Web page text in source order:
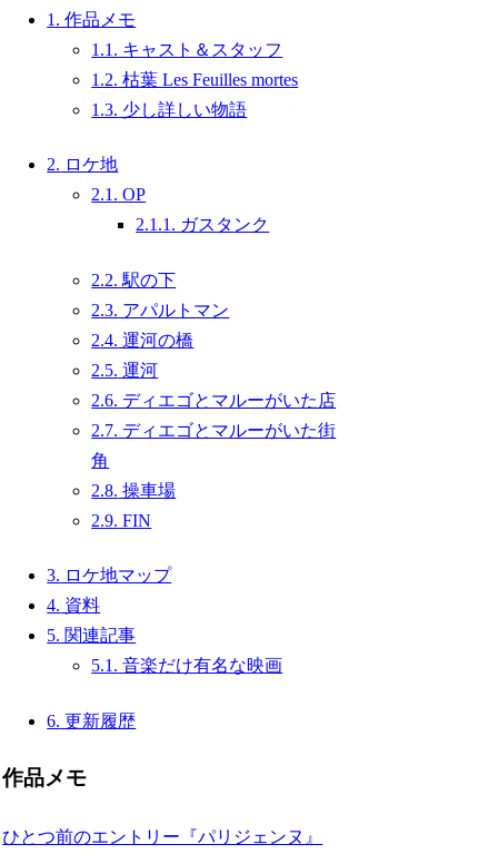
1. 作品メモ
1.1. キャスト＆スタッフ
1.2. 枯葉 Les Feuilles mortes
1.3. 少し詳しい物語
2. ロケ地
2.1. OP
2.1.1. ガスタンク
2.2. 駅の下
2.3. アパルトマン
2.4. 運河の橋
2.5. 運河
2.6. ディエゴとマルーがいた店
2.7. ディエゴとマルーがいた街
角
2.8. 操車場
2.9. FIN
3. ロケ地マップ
4. 資料
5. 関連記事
5.1. 音楽だけ有名な映画
6. 更新履歴
作品メモ
ひとつ前のエントリー『パリジェンヌ』